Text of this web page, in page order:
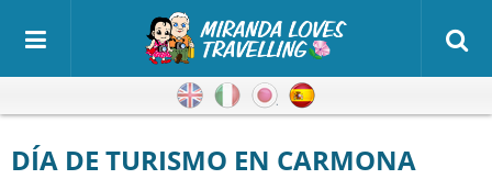
Inglés ItalianoJaponés
DÍA DE TURISMO EN CARMONA